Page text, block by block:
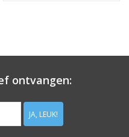
ontvangen:
JA, LEUK!